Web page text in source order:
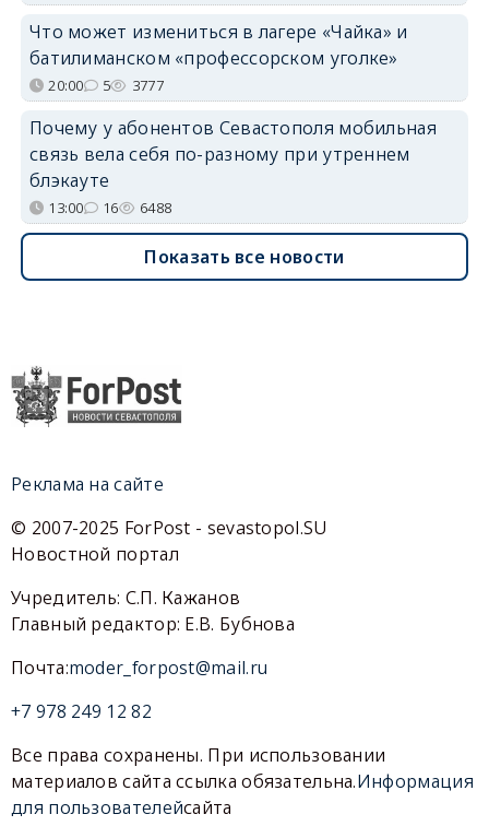
Что может измениться в лагере «Чайка» и
батилиманском «профессорском уголке»
20:00 5 3777
Почему у абонентов Севастополя мобильная
связь вела себя по-разному при утреннем
блэкауте
13:00 16 6488
Показать все новости
Реклама на сайте
© 2007-2025 ForPost - sevastopol.SU
Новостной портал
Учредитель: С.П. Кажанов
Главный редактор: Е.В. Бубнова
Почта:moder_forpost@mail.ru
+7 978 249 12 82
Все права сохранены. При использовании
материалов сайта ссылка обязательна.Информация
для пользователейсайта